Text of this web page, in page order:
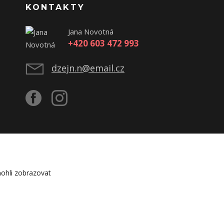
KONTAKTY
Jana Novotná
+420 603 472 993
dzejn.n@email.cz
zobrazovat